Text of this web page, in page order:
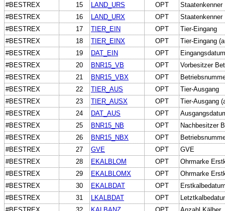
#BESTREX
15 LAND_URS OPT
Staatenkenner
#BESTREX
16 LAND_URX OPT
Staatenkenner
#BESTREX
17 TIER_EIN OPT
Tier-Eingang
#BESTREX
18 TIER_EINX OPT
Tier-Eingang
#BESTREX
19 DAT_EIN OPT
Eingangsdatum
#BESTREX
20 BNR15_VB OPT
Vorbesitzer
#BESTREX
21 BNR15_VBX OPT
#BESTREX
22 TIER_AUS OPT
Tier-Ausgang
#BESTREX
23 TIER_AUSX OPT
Tier-Ausgang
#BESTREX
24 DAT_AUS OPT
#BESTREX
25 BNR15_NB OPT
Nachbesitzer
#BESTREX
26 BNR15_NBX OPT
#BESTREX
27 GVE OPT
GVE
#BESTREX
28 EKALBLOM OPT
Ohrmarke
#BESTREX
29 EKALBLOMX OPT
Ohrmarke
#BESTREX
30 EKALBDAT OPT
#BESTREX
31 LKALBDAT OPT